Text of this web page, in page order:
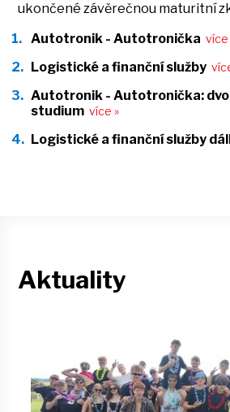
ukončené závěrečnou maturitní
Autotronik - Autotronička
Logistické a finanční služby
Autotronik - Autotronička:
studium
Logistické a finanční služby
Aktuality